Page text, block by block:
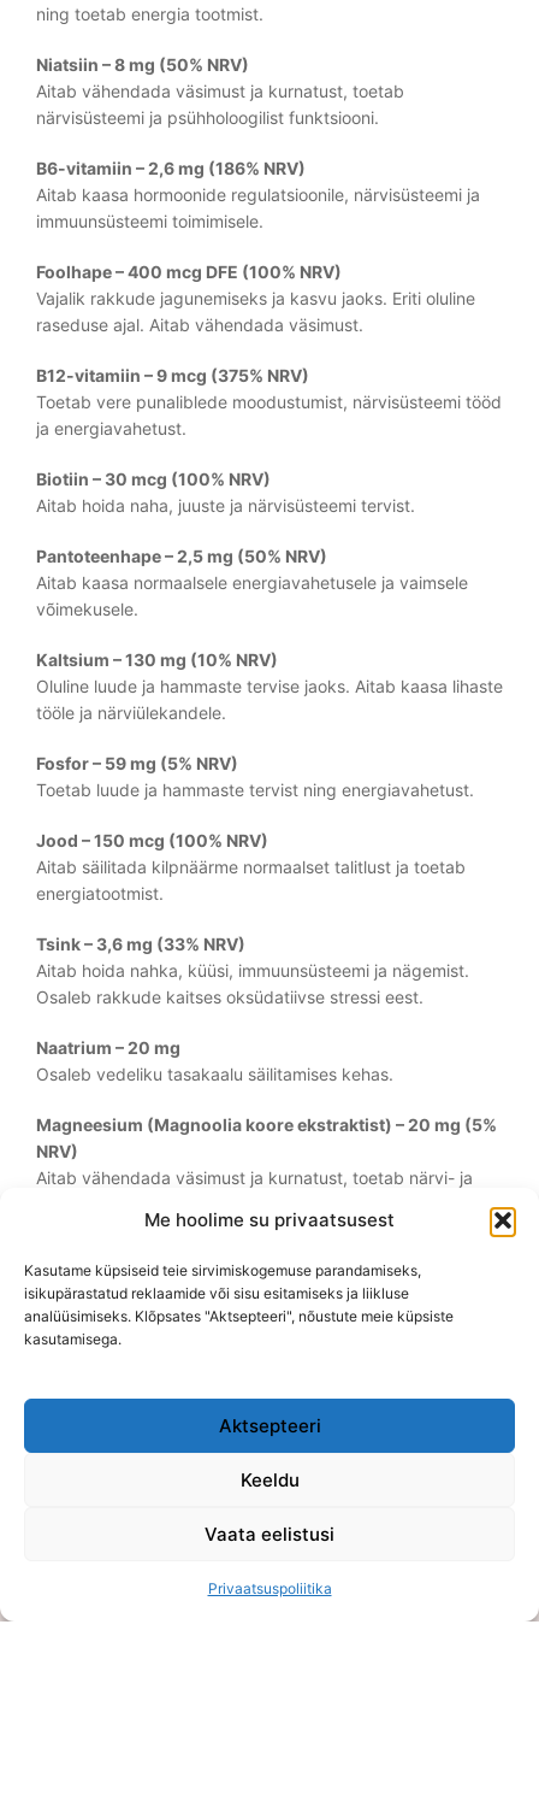
Me hoolime su privaatsusest
Kasutame küpsiseid teie sirvimiskogemuse parandamiseks,
isikupärastatud reklaamide või sisu esitamiseks ja liikluse
analüüsimiseks. Klõpsates "Aktsepteeri", nõustute meie küpsiste
kasutamisega.
Aktsepteeri
Keeldu
Vaata eelistusi
Privaatsuspoliitika
ning toetab energia tootmist.
Niatsiin – 8 mg (50% NRV)
Aitab vähendada väsimust ja kurnatust, toetab
närvisüsteemi ja psühholoogilist funktsiooni.
B6-vitamiin – 2,6 mg (186% NRV)
Aitab kaasa hormoonide regulatsioonile, närvisüsteemi ja
immuunsüsteemi toimimisele.
Foolhape – 400 mcg DFE (100% NRV)
Vajalik rakkude jagunemiseks ja kasvu jaoks. Eriti oluline
raseduse ajal. Aitab vähendada väsimust.
B12-vitamiin – 9 mcg (375% NRV)
Toetab vere punaliblede moodustumist, närvisüsteemi tööd
ja energiavahetust.
Biotiin – 30 mcg (100% NRV)
Aitab hoida naha, juuste ja närvisüsteemi tervist.
Pantoteenhape – 2,5 mg (50% NRV)
Aitab kaasa normaalsele energiavahetusele ja vaimsele
võimekusele.
Kaltsium – 130 mg (10% NRV)
Oluline luude ja hammaste tervise jaoks. Aitab kaasa lihaste
tööle ja närviülekandele.
Fosfor – 59 mg (5% NRV)
Toetab luude ja hammaste tervist ning energiavahetust.
Jood – 150 mcg (100% NRV)
Aitab säilitada kilpnäärme normaalset talitlust ja toetab
energiatootmist.
Tsink – 3,6 mg (33% NRV)
Aitab hoida nahka, küüsi, immuunsüsteemi ja nägemist.
Osaleb rakkude kaitses oksüdatiivse stressi eest.
Naatrium – 20 mg
Osaleb vedeliku tasakaalu säilitamises kehas.
Magneesium (Magnoolia koore ekstraktist) – 20 mg (5%
NRV)
Aitab vähendada väsimust ja kurnatust, toetab närvi- ja
Segu 16 puu- ja köögiviljapulbrist. Lisab looduslikke
antioksüdante ja taimset tuge üldise heaolu toetamiseks.
E-poe kontor on kokkuleppel avatud vahemikus E-K 10:00-